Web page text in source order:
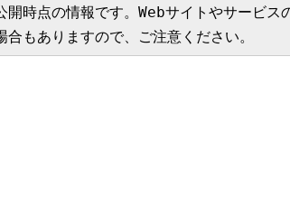
開時点の情報です。Webサイトやサービス
もありますので、ご注意ください。